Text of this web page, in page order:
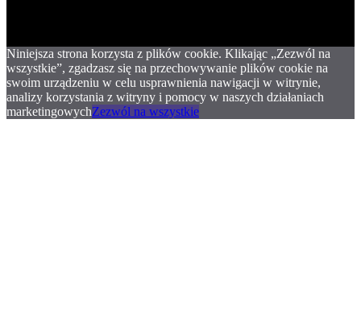
Niniejsza strona korzysta z plików cookie. Klikając „Zezwól na
wszystkie”, zgadzasz się na przechowywanie plików cookie na
swoim urządzeniu w celu usprawnienia nawigacji w witrynie,
analizy korzystania z witryny i pomocy w naszych działaniach
marketingowychZezwól na wszystkie